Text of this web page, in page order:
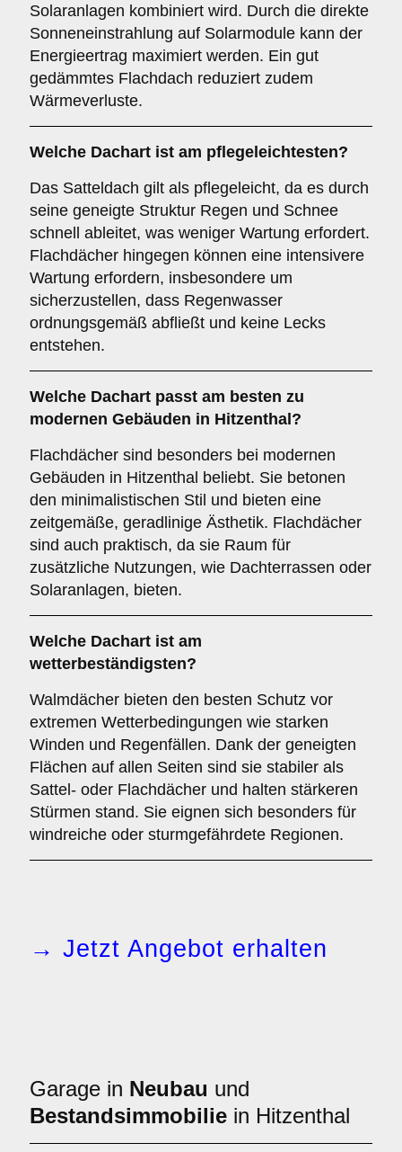
Solaranlagen kombiniert wird. Durch die direkte
Sonneneinstrahlung auf Solarmodule kann der
Energieertrag maximiert werden. Ein gut
gedämmtes Flachdach reduziert zudem
Wärmeverluste.
Welche Dachart ist am pflegeleichtesten?
Das Satteldach gilt als pflegeleicht, da es durch
seine geneigte Struktur Regen und Schnee
schnell ableitet, was weniger Wartung erfordert.
Flachdächer hingegen können eine intensivere
Wartung erfordern, insbesondere um
sicherzustellen, dass Regenwasser
ordnungsgemäß abfließt und keine Lecks
entstehen.
Welche Dachart passt am besten zu
modernen Gebäuden in Hitzenthal?
Flachdächer sind besonders bei modernen
Gebäuden in Hitzenthal beliebt. Sie betonen
den minimalistischen Stil und bieten eine
zeitgemäße, geradlinige Ästhetik. Flachdächer
sind auch praktisch, da sie Raum für
zusätzliche Nutzungen, wie Dachterrassen oder
Solaranlagen, bieten.
Welche Dachart ist am
wetterbeständigsten?
Walmdächer bieten den besten Schutz vor
extremen Wetterbedingungen wie starken
Winden und Regenfällen. Dank der geneigten
Flächen auf allen Seiten sind sie stabiler als
Sattel- oder Flachdächer und halten stärkeren
Stürmen stand. Sie eignen sich besonders für
windreiche oder sturmgefährdete Regionen.
→ Jetzt Angebot erhalten
Garage in Neubau und
Bestandsimmobilie in Hitzenthal